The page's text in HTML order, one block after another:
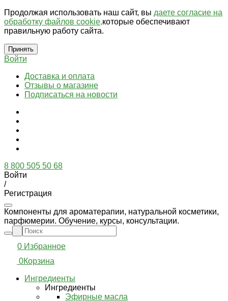
Продолжая использовать наш сайт, вы даете согласие на
обработку файлов cookie,которые обеспечивают
правильную работу сайта.
Принять
Войти
Доставка и оплата
Отзывы о магазине
Подписаться на новости
8 800 505 50 68
Войти
/
Регистрация
Компоненты для ароматерапии, натуральной косметики,
парфюмерии. Обучение, курсы, консультации.
0 Избранное
0Корзина
Ингредиенты
Ингредиенты
Эфирные масла